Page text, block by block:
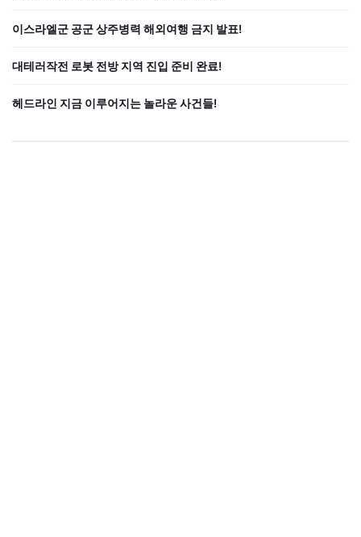
이스라엘군 공군 상주병력 해외여행 금지 발표!
대테러작전 로봇 전방 지역 진입 준비 완료!
헤드라인 지금 이루어지는 놀라운 사건들!